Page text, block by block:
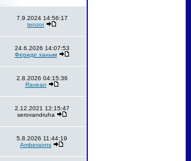
7.9.2024 14:56:17
tenzor
24.6.2026 14:07:53
Фериде ханым
2.8.2026 04:15:36
Ravean
2.12.2021 12:15:47
serovandruha
5.8.2026 11:44:19
Amberanns